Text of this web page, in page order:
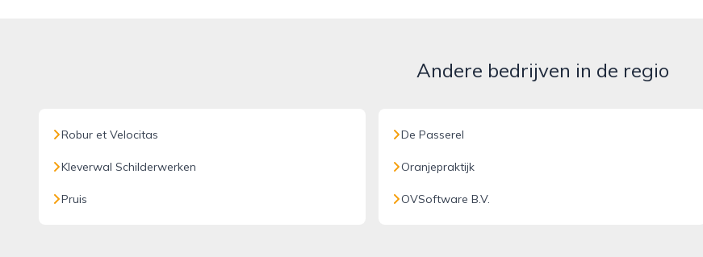
Andere bedrijven in de regio
Robur et Velocitas
Kleverwal Schilderwerken
Pruis
De Passerel
Oranjepraktijk
OVSoftware B.V.